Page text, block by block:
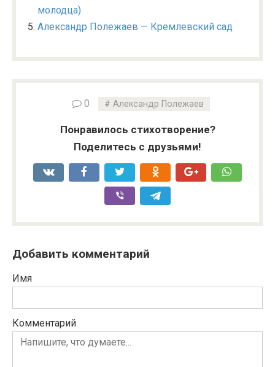
молодца)
Александр Полежаев — Кремлевский сад
0 Александр Полежаев
Понравилось стихотворение?
Поделитесь с друзьями!
Добавить комментарий
Имя
Комментарий